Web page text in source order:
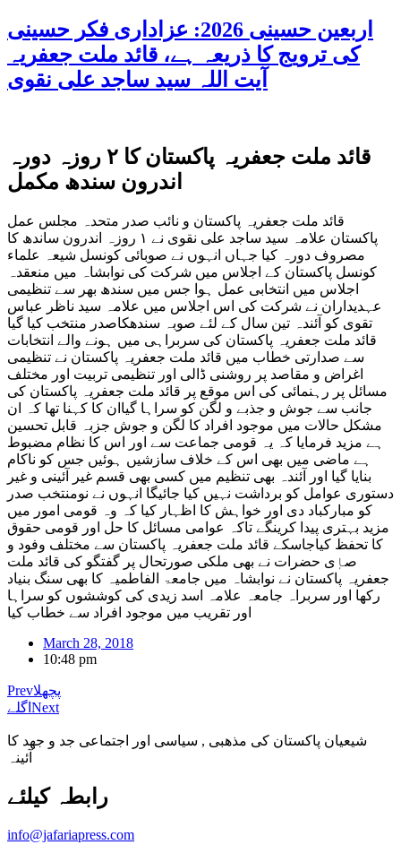
اربعین حسینی 2026: عزاداری فکر حسینی
کی ترویج کا ذریعہ ہے، قائد ملت جعفریہ
آیت اللہ سید ساجد علی نقوی
قائد ملت جعفریہ پاکستان کا ۲ روزہ دورہ
اندرون سندھ مکمل
قائد ملت جعفریہ پاکستان و نائب صدر متحدہ مجلس عمل
پاکستان علامہ سید ساجد علی نقوی نے ۱ روزہ اندرون ساندھ کا
مصروف دورہ کیا جہاں انہوں نے صوبائی کونسل شیعہ علماء
کونسل پاکستان کے اجلاس میں شرکت کی نوابشاہ میں منعقدہ
اجلاس میں انتخابی عمل ہوا جس میں سندھ بھر سے تنظیمی
عہدیداران نے شرکت کی اس اجلاس میں علامہ سید ناظر عباس
تقوی کو آئندہ تین سال کے لئے صوبہ سندھکاصدر منتخب کیا گیا
قائد ملت جعفریہ پاکستان کی سربراہی میں ہونے والے انتخابات
سے صدارتی خطاب میں قائد ملت جعفریہ پاکستان نے تنظیمی
اغراض و مقاصد پر روشنی ڈالی اور تنظیمی تربیت اور مختلف
مسائل پر رہنمائی کی اس موقع پر قائد ملت جعفریہ پاکستان کی
جانب سے جوش و جذبے و لگن کو سراہا گیاان کا کہنا تھا کہ ان
مشکل حالات میں موجود افراد کا لگن و جوش جزبہ قابل تحسین
ہے مزید فرمایا کہ یہ قومی جماعت سے اور اس کا نظام مضبوط
ہے ماضی میں بھی اس کے خلاف سازشیں ہوئیں جس کو ناکام
بنایا گیا اور آئندہ بھی تنظیم میں کسی بھی قسم غیر آئینی و غیر
دستوری عوامل کو برداشت نہیں کیا جائیگا انہوں نے نومنتخب صدر
کو مبارکباد دی اور خواہش کا اظہار کیا کہ وہ قومی امور میں
مزید بہتری پیدا کرینگے تاکہ عوامی مسائل کا حل اور قومی حقوق
کا تحفظ کیاجاسکے قائد ملت جعفریہ پاکستان سے مختلف وفود و
صاٖی حضرات نے بھی ملکی صورتحال پر گفتگو کی قائد ملت
جعفریہ پاکستان نے نوابشاہ میں جامعۃ الفاطمیہ کا بھی سنگ بنیاد
رکھا اور سربراہ جامعہ علامہ اسد زیدی کی کوششوں کو سراہا
اور تقریب میں موجود افراد سے خطاب کیا
March 28, 2018
10:48 pm
Prevپچھلا
اگلے Next
شیعیان پاکستان کی مذهبی , سیاسی اور اجتماعی جد و جهد کا
آئینہ
info@jafariapress.com​